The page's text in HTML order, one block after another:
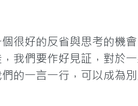
很好的反省與思考的機
我們要作好見証，對於
的一言一行，可以成為